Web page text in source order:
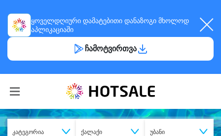
ყოველდღიური დამატებითი დანაზოგი მხოლოდ
აპლიკაციაში
ჩამოტვირთვა
კატეგორია ქალაქი უბანი